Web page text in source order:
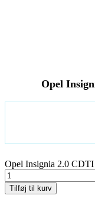
Opel
Opel Insignia 2.0
Tilføj til kurv